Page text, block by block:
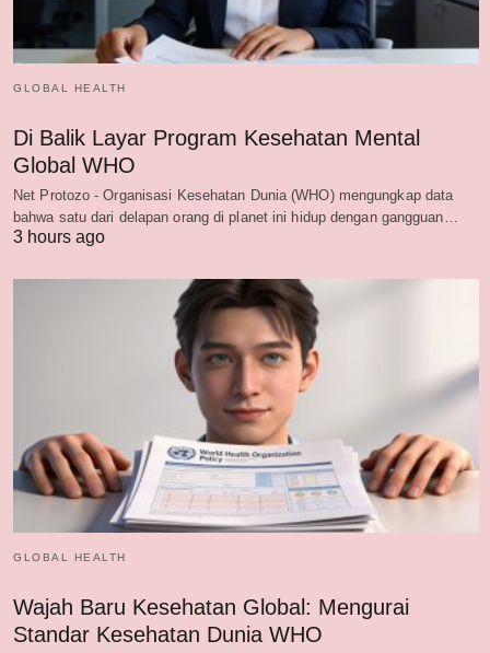
GLOBAL HEALTH
Di Balik Layar Program Kesehatan Mental
Global WHO
Net Protozo - Organisasi Kesehatan Dunia (WHO) mengungkap data
bahwa satu dari delapan orang di planet ini hidup dengan gangguan…
3 hours ago
GLOBAL HEALTH
Wajah Baru Kesehatan Global: Mengurai
Standar Kesehatan Dunia WHO